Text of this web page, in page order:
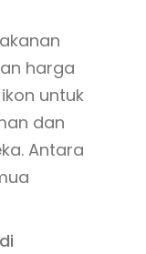
harga
untuk
dan
Antara